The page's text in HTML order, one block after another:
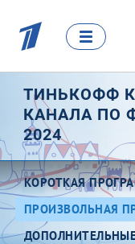
ТИНЬКОФФ
КАНАЛА ПО
2024
КОРОТКАЯ
ПРОИЗВОЛЬНАЯ